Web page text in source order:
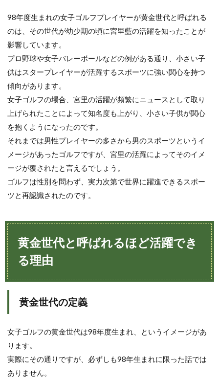
き
る
由
優
れ
技
能
持
つ
子
プ
イ
ヤ
つ
て
4
本
子
ゴ
界
を
ん
引
98年度生まれの女子ゴルフプレイヤーが黄金世代と呼ばれる
のは、その世代が幼少期の頃に宮里藍の活躍を知ったことが
影響しています。
プロ野球や女子バレーボールなどの例がある通り、小さい子
供はスタープレイヤーが活躍するスポーツに強い関心を持つ
傾向があります。
女子ゴルフの場合、宮里の活躍が頻繁にニュースとして取り
上げられたことによって知名度も上がり、小さい子供が関心
を抱くようになったのです。
それまでは男性プレイヤーの多さから男のスポーツというイ
メージがあったゴルフですが、宮里の活躍によってそのイメ
ージが覆されたと言えるでしょう。
ゴルフは性別を問わず、実力次第で世界に躍進できるスポー
ツと再認識されたのです。
黄金世代と呼ばれるほど活躍でき
る理由
黄金世代の定義
女子ゴルフの黄金世代は98年度生まれ、というイメージがあ
ります。
実際にその通りですが、必ずしも98年生まれに限った話では
ありません。